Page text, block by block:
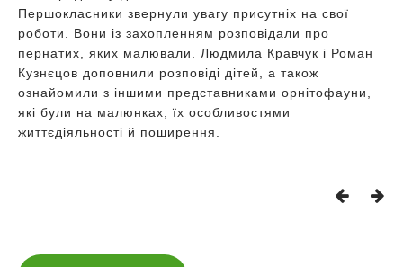
Першокласники звернули увагу присутніх на свої
роботи. Вони із захопленням розповідали про
пернатих, яких малювали. Людмила Кравчук і Роман
Кузнєцов доповнили розповіді дітей, а також
ознайомили з іншими представниками орнітофауни,
які були на малюнках, їх особливостями
життєдіяльності й поширення.